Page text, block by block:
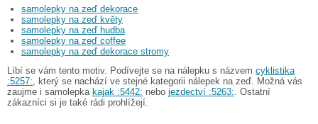
samolepky na zeď dekorace
samolepky na zeď květy
samolepky na zeď hudba
samolepky na zeď coffee
samolepky na zeď dekorace stromy
Líbí se vám tento motiv. Podívejte se na nálepku s názvem cyklistika
:5257: , který se nachází ve stejné kategorii nálepek na zeď. Možná vás
zaujme i samolepka kajak :5442: nebo jezdectví :5263: . Ostatní
zákazníci si je také rádi prohlížejí.